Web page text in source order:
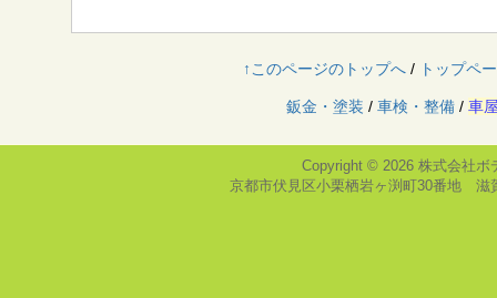
↑このページのトップへ/ トップペ
鈑金・塗装 / 車検・整備 / 車
Copyright © 2026 株式会社ボ
京都市伏見区小栗栖岩ヶ渕町30番地 滋